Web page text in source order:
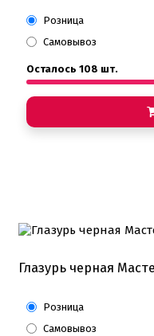
Розница
Самовывоз
Осталось 108 шт.
Глазурь черная
Розница
Самовывоз